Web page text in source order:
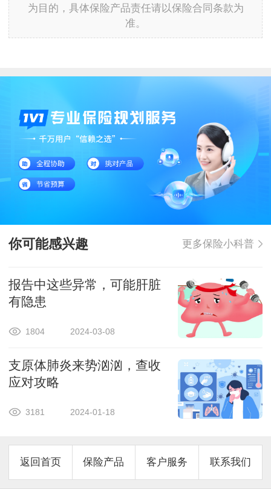
为目的，具体保险产品责任请以保险合同条款为
准。
你可能感兴趣 更多保险小科普
报告中这些异常，可能肝脏
有隐患
1804 2024-03-08
支原体肺炎来势汹汹，查收
应对攻略
3181 2024-01-18
返回首页 保险产品 客户服务 联系我们